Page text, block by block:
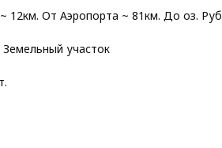
12км. От Аэропорта ~ 81км. До оз.
участок